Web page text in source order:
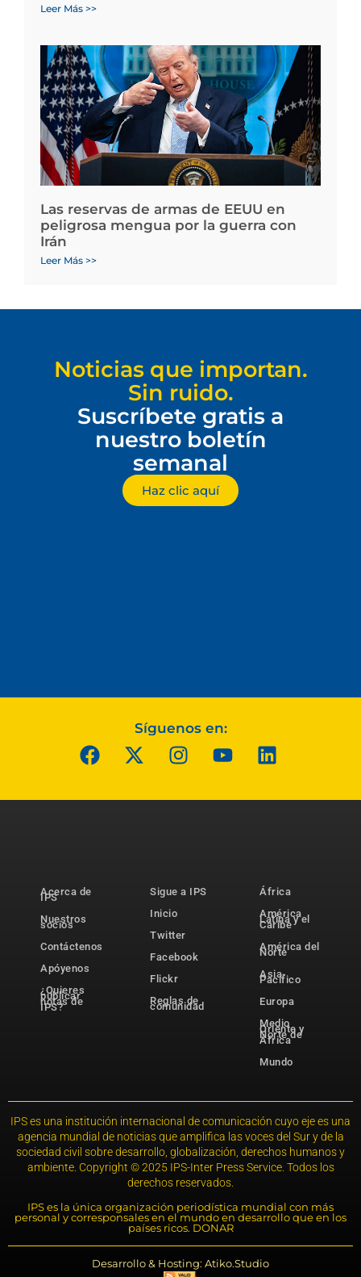
Leer Más >>
Las reservas de armas de EEUU en
peligrosa mengua por la guerra con
Irán
Leer Más >>
Noticias que importan.
Sin ruido.
Suscríbete gratis a
nuestro boletín
semanal
Haz clic aquí
Síguenos en:
Acerca de
IPS
Nuestros
socios
Contáctenos
Apóyenos
¿Quieres
publicar
notas de
IPS?
Sigue a IPS
Inicio
Twitter
Facebook
Flickr
Reglas de
comunidad
África
América
Latina y el
Caribe
América del
Norte
Asia-
Pacífico
Europa
Medio
Oriente y
Norte de
África
Mundo
IPS es una institución internacional de comunicación cuyo eje es una
agencia mundial de noticias que amplifica las voces del Sur y de la
sociedad civil sobre desarrollo, globalización, derechos humanos y
ambiente. Copyright © 2025 IPS-Inter Press Service. Todos los
derechos reservados.
IPS es la única organización periodística mundial con más
personal y corresponsales en el mundo en desarrollo que en los
países ricos. DONAR
Desarrollo & Hosting: Atiko.Studio